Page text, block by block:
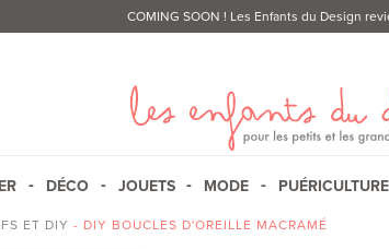
COMING SOON ! Les Enfants du Design
DÉCO JOUETS MODE PUÉRICULTURE
ET DIY - DIY BOUCLES D'OREILLE MACRAMÉ